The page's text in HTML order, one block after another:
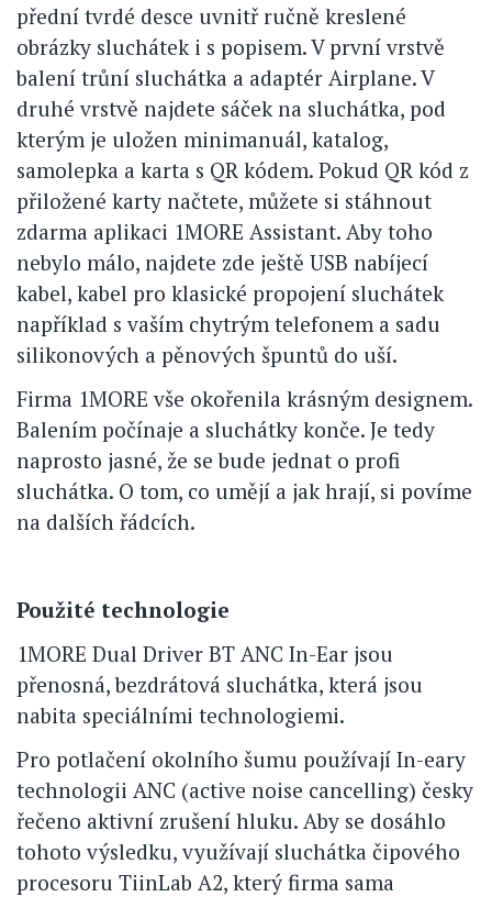
přední tvrdé desce uvnitř ručně kreslené
obrázky sluchátek i s popisem. V první vrstvě
balení trůní sluchátka a adaptér Airplane. V
druhé vrstvě najdete sáček na sluchátka, pod
kterým je uložen minimanuál, katalog,
samolepka a karta s QR kódem. Pokud QR kód z
přiložené karty načtete, můžete si stáhnout
zdarma aplikaci 1MORE Assistant. Aby toho
nebylo málo, najdete zde ještě USB nabíjecí
kabel, kabel pro klasické propojení sluchátek
například s vaším chytrým telefonem a sadu
silikonových a pěnových špuntů do uší.
Firma 1MORE vše okořenila krásným designem.
Balením počínaje a sluchátky konče. Je tedy
naprosto jasné, že se bude jednat o profi
sluchátka. O tom, co umějí a jak hrají, si povíme
na dalších řádcích.
Použité technologie
1MORE Dual Driver BT ANC In-Ear jsou
přenosná, bezdrátová sluchátka, která jsou
nabita speciálními technologiemi.
Pro potlačení okolního šumu používají In-eary
technologii ANC (active noise cancelling) česky
řečeno aktivní zrušení hluku. Aby se dosáhlo
tohoto výsledku, využívají sluchátka čipového
procesoru TiinLab A2, který firma sama